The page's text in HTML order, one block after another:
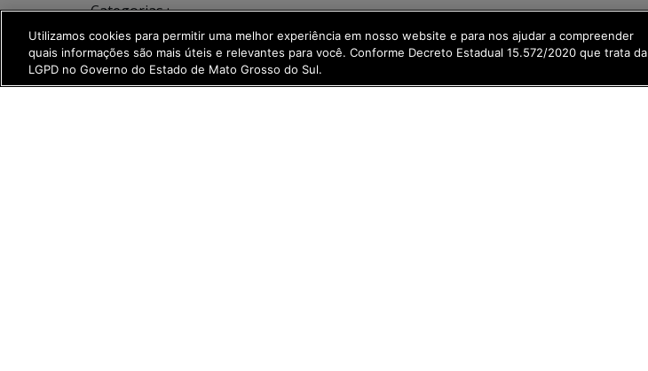
Categorias :
Utilizamos cookies para permitir uma melhor experiência em nosso website e para nos ajudar a compreender
quais informações são mais úteis e relevantes para você. Conforme Decreto Estadual 15.572/2020 que trata da
LGPD no Governo do Estado de Mato Grosso do Sul.